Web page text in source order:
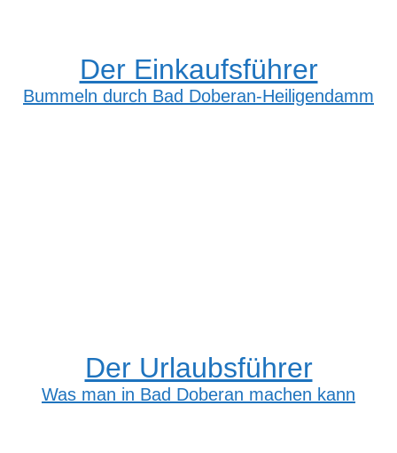
Der Einkaufsführer
Bummeln durch Bad Doberan-Heiligendamm
Der Urlaubsführer
Was man in Bad Doberan machen kann